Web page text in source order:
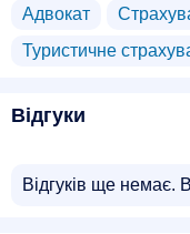
Адвокат
Туристичне
Відгуки
Відгуків ще